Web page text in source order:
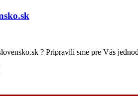
? Pripravili sme pre Vás